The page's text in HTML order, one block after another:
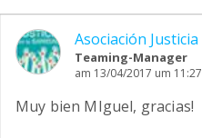
Asociación
Teaming-Manager
am 13/04/2017 um
Muy bien MIguel, gracias!